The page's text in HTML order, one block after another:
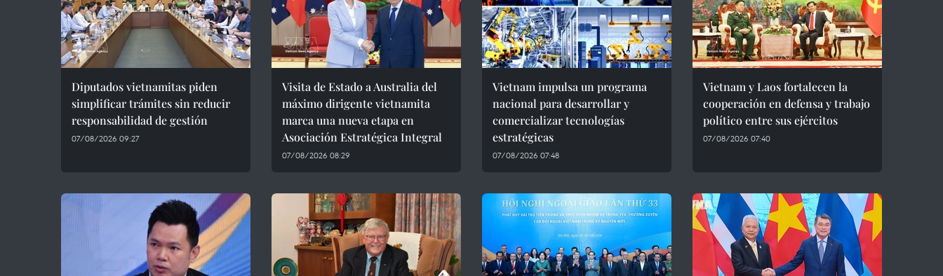
Diputados vietnamitas piden
simplificar trámites sin reducir
responsabilidad de gestión
07/08/2026 09:27
Visita de Estado a Australia del
máximo dirigente vietnamita
marca una nueva etapa en
Asociación Estratégica Integral
07/08/2026 08:29
Vietnam impulsa un programa
nacional para desarrollar y
comercializar tecnologías
estratégicas
07/08/2026 07:48
Vietnam y Laos fortalecen la
cooperación en defensa y trabajo
político entre sus ejércitos
07/08/2026 07:40